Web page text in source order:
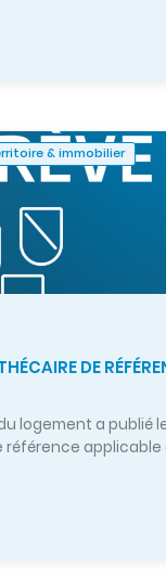
& immobilier
DE
logement a publié
référence